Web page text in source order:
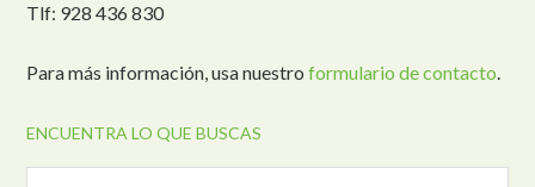
Tlf: 928 436 830
Para más información, usa nuestroformulario de contacto.
ENCUENTRA LO QUE BUSCAS